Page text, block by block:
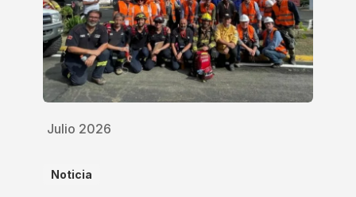
Julio 2026
Noticia